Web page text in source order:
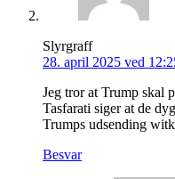
Slyrgraff
28. april 2025 ved
Jeg tror at Trump skal
Tasfarati siger at de
Trumps udsending
Besvar